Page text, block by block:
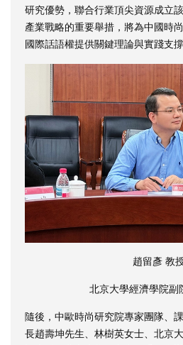
研究優勢，聯合行業頂尖資源成立
產業戰略的重要舉措，將為中國時
國際話語權提供關鍵理論與實踐支撐
趙留彥 教
北京大學經濟學院副
隨後，中歐時尚研究院專家團隊、
長趙壽坤先生、林樹英女士、北京